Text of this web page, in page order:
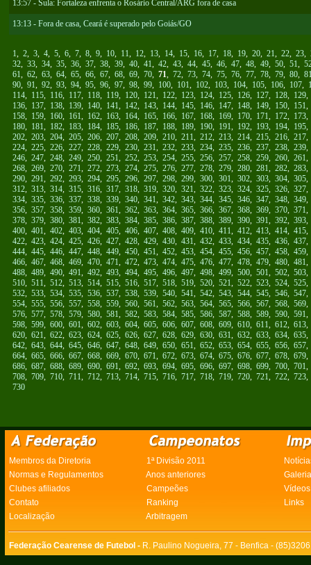
13:57 - Sula: Fortaleza enfrenta o Rosário Central/ARG fora de casa
13:13 - Fora de casa, Ceará é superado pelo Goiás/GO
1, 2, 3, 4, 5, 6, 7, 8, 9, 10, 11, 12, 13, 14, 15, 16, 17, 18, 19, 20, 21, 22, 23,
32, 33, 34, 35, 36, 37, 38, 39, 40, 41, 42, 43, 44, 45, 46, 47, 48, 49, 50, 51,
61, 62, 63, 64, 65, 66, 67, 68, 69, 70, 71, 72, 73, 74, 75, 76, 77, 78, 79, 80,
90, 91, 92, 93, 94, 95, 96, 97, 98, 99, 100, 101, 102, 103, 104, 105, 106, 107,
114, 115, 116, 117, 118, 119, 120, 121, 122, 123, 124, 125, 126, 127, 128, 129
136, 137, 138, 139, 140, 141, 142, 143, 144, 145, 146, 147, 148, 149, 150, 151
158, 159, 160, 161, 162, 163, 164, 165, 166, 167, 168, 169, 170, 171, 172, 173
180, 181, 182, 183, 184, 185, 186, 187, 188, 189, 190, 191, 192, 193, 194, 195
202, 203, 204, 205, 206, 207, 208, 209, 210, 211, 212, 213, 214, 215, 216, 217
224, 225, 226, 227, 228, 229, 230, 231, 232, 233, 234, 235, 236, 237, 238, 239
246, 247, 248, 249, 250, 251, 252, 253, 254, 255, 256, 257, 258, 259, 260, 261
268, 269, 270, 271, 272, 273, 274, 275, 276, 277, 278, 279, 280, 281, 282, 283
290, 291, 292, 293, 294, 295, 296, 297, 298, 299, 300, 301, 302, 303, 304, 305
312, 313, 314, 315, 316, 317, 318, 319, 320, 321, 322, 323, 324, 325, 326, 327
334, 335, 336, 337, 338, 339, 340, 341, 342, 343, 344, 345, 346, 347, 348, 349
356, 357, 358, 359, 360, 361, 362, 363, 364, 365, 366, 367, 368, 369, 370, 371
378, 379, 380, 381, 382, 383, 384, 385, 386, 387, 388, 389, 390, 391, 392, 393
400, 401, 402, 403, 404, 405, 406, 407, 408, 409, 410, 411, 412, 413, 414, 415
422, 423, 424, 425, 426, 427, 428, 429, 430, 431, 432, 433, 434, 435, 436, 437
444, 445, 446, 447, 448, 449, 450, 451, 452, 453, 454, 455, 456, 457, 458, 459
466, 467, 468, 469, 470, 471, 472, 473, 474, 475, 476, 477, 478, 479, 480, 481
488, 489, 490, 491, 492, 493, 494, 495, 496, 497, 498, 499, 500, 501, 502, 503
510, 511, 512, 513, 514, 515, 516, 517, 518, 519, 520, 521, 522, 523, 524, 525
532, 533, 534, 535, 536, 537, 538, 539, 540, 541, 542, 543, 544, 545, 546, 547
554, 555, 556, 557, 558, 559, 560, 561, 562, 563, 564, 565, 566, 567, 568, 569
576, 577, 578, 579, 580, 581, 582, 583, 584, 585, 586, 587, 588, 589, 590, 591
598, 599, 600, 601, 602, 603, 604, 605, 606, 607, 608, 609, 610, 611, 612, 613
620, 621, 622, 623, 624, 625, 626, 627, 628, 629, 630, 631, 632, 633, 634, 635
642, 643, 644, 645, 646, 647, 648, 649, 650, 651, 652, 653, 654, 655, 656, 657
664, 665, 666, 667, 668, 669, 670, 671, 672, 673, 674, 675, 676, 677, 678, 679
686, 687, 688, 689, 690, 691, 692, 693, 694, 695, 696, 697, 698, 699, 700, 701
708, 709, 710, 711, 712, 713, 714, 715, 716, 717, 718, 719, 720, 721, 722, 723
730
Membros da Diretoria 1ª Divisão 2011
Normas e Regulamentos
Anos anteriores
Clubes afiliados
Campeões
Vídeos
Contato
Ranking
Links
Localização
Arbitragem
Federação Cearense de Futebol - R. Paulino Nogueira, 77 - Benfica -